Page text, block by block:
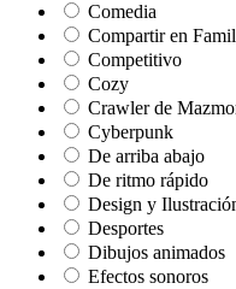
Comedia
Compartir en
Competitivo
Cozy
Crawler de
Cyberpunk
De arriba abajo
De ritmo rápido
Design y
Desportes
Dibujos animados
Efectos sonoros